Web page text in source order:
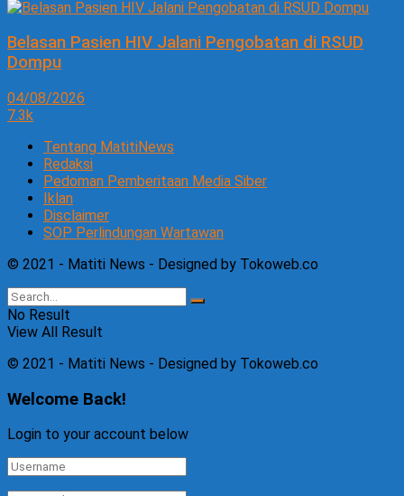
Belasan Pasien HIV Jalani Pengobatan di RSUD
Dompu
04/08/2026
7.3k
Tentang MatitiNews
Redaksi
Pedoman Pemberitaan Media Siber
Iklan
Disclaimer
SOP Perlindungan Wartawan
© 2021 - Matiti News - Designed by Tokoweb.co
No Result
View All Result
© 2021 - Matiti News - Designed by Tokoweb.co
Welcome Back!
Login to your account below